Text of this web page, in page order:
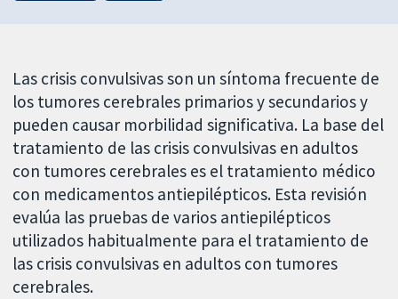
Las crisis convulsivas son un síntoma frecuente de
los tumores cerebrales primarios y secundarios y
pueden causar morbilidad significativa. La base del
tratamiento de las crisis convulsivas en adultos
con tumores cerebrales es el tratamiento médico
con medicamentos antiepilépticos. Esta revisión
evalúa las pruebas de varios antiepilépticos
utilizados habitualmente para el tratamiento de
las crisis convulsivas en adultos con tumores
cerebrales.